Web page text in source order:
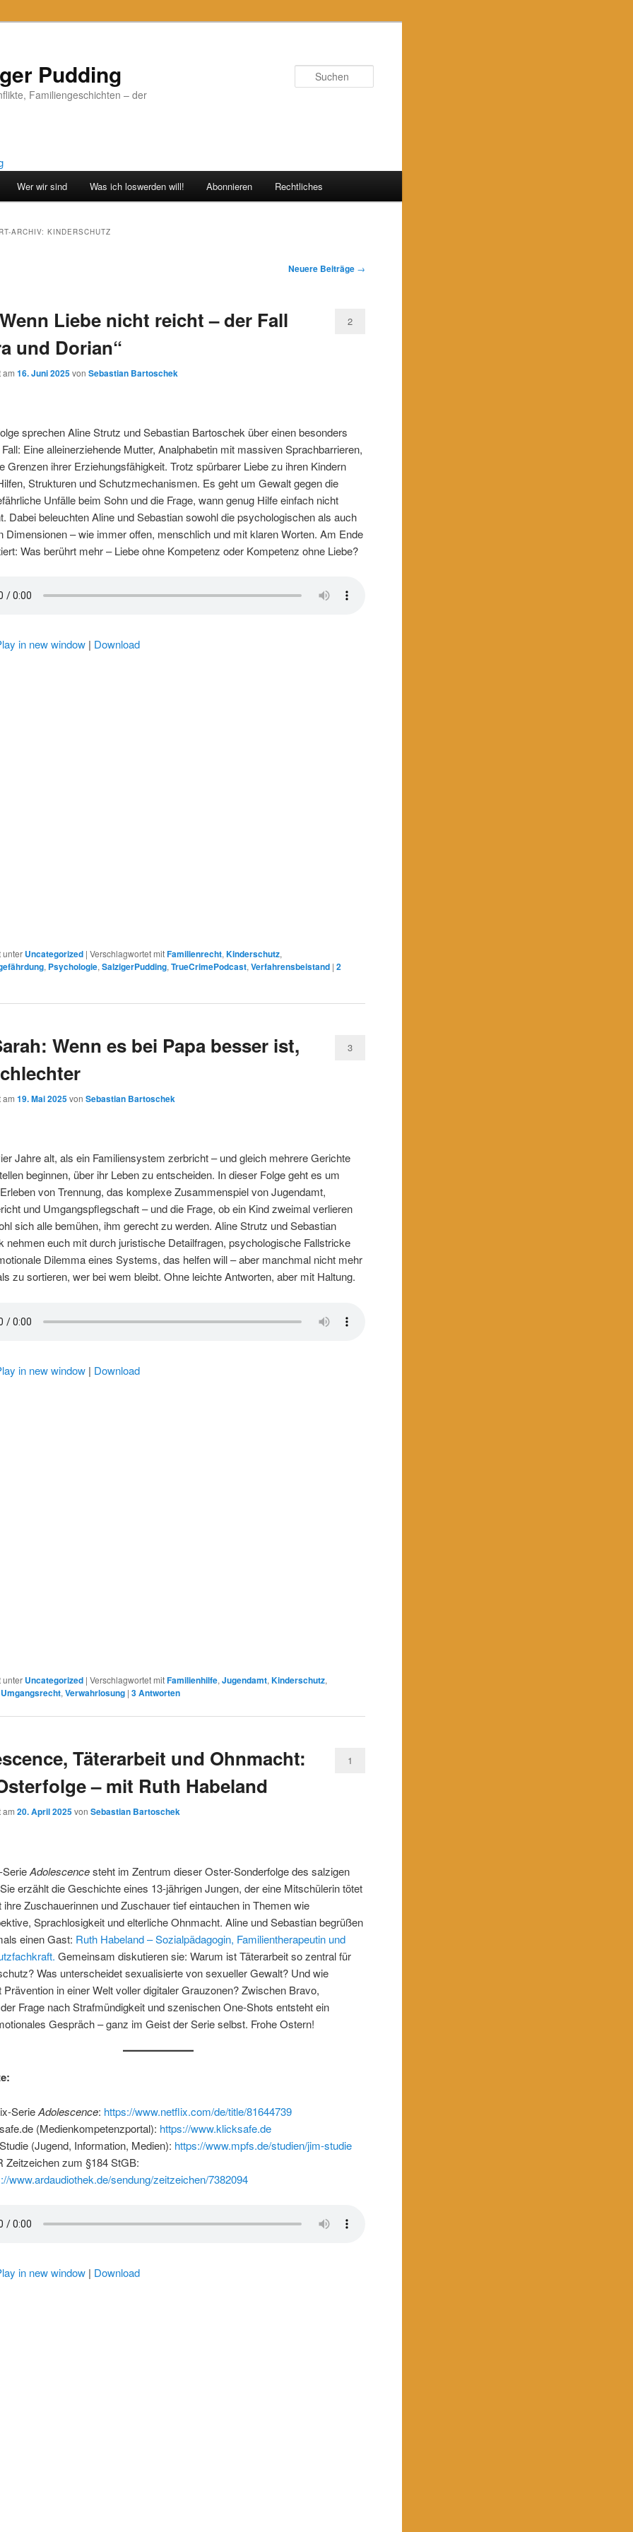
Pudding
Familiengeschichten – der
Wer wir sind Was ich loswerden will! Abonnieren Rechtliches
ARCHIV:KINDERSCHUTZ
Neuere Beiträge →
Liebe nicht reicht – der Fall
und Dorian“
am16. Juni 2025 vonSebastian Bartoschek
2
sprechen Aline Strutz und Sebastian Bartoschek über einen besonders
Eine alleinerziehende Mutter, Analphabetin mit massiven Sprachbarrieren,
Grenzen ihrer Erziehungsfähigkeit. Trotz spürbarer Liebe zu ihren Kindern
Strukturen und Schutzmechanismen. Es geht um Gewalt gegen die
Unfälle beim Sohn und die Frage, wann genug Hilfe einfach nicht
Dabei beleuchten Aline und Sebastian sowohl die psychologischen als auch
Dimensionen – wie immer offen, menschlich und mit klaren Worten. Am Ende
Was berührt mehr – Liebe ohne Kompetenz oder Kompetenz ohne Liebe?
in new window | Download
unter Uncategorized |Verschlagwortet mit Familienrecht,Kinderschutz,
, Psychologie,SalzigerPudding,TrueCrimePodcast,Verfahrensbeistand |2
Wenn es bei Papa besser ist,
am19. Mai 2025 vonSebastian Bartoschek
3
Jahre alt, als ein Familiensystem zerbricht – und gleich mehrere Gerichte
beginnen, über ihr Leben zu entscheiden. In dieser Folge geht es um
von Trennung, das komplexe Zusammenspiel von Jugendamt,
und Umgangspflegschaft – und die Frage, ob ein Kind zweimal verlieren
sich alle bemühen, ihm gerecht zu werden. Aline Strutz und Sebastian
nehmen euch mit durch juristische Detailfragen, psychologische Fallstricke
Dilemma eines Systems, das helfen will – aber manchmal nicht mehr
zu sortieren, wer bei wem bleibt. Ohne leichte Antworten, aber mit Haltung.
in new window | Download
unter Uncategorized |Verschlagwortet mit Familienhilfe,Jugendamt,Kinderschutz,
Umgangsrecht,Verwahrlosung |3Antworten
Täterarbeit und Ohnmacht:
– mit Ruth Habeland
am20. April 2025 vonSebastian Bartoschek
1
SerieAdolescencesteht im Zentrum dieser Oster-Sonderfolge des salzigen
erzählt die Geschichte eines 13-jährigen Jungen, der eine Mitschülerin tötet
ihre Zuschauerinnen und Zuschauer tief eintauchen in Themen wie
Sprachlosigkeit und elterliche Ohnmacht. Aline und Sebastian begrüßen
einen Gast: Ruth Habeland – Sozialpädagogin, Familientherapeutin und
Gemeinsam diskutieren sie: Warum ist Täterarbeit so zentral für
Was unterscheidet sexualisierte von sexueller Gewalt? Und wie
Prävention in einer Welt voller digitaler Grauzonen? Zwischen Bravo,
Frage nach Strafmündigkeit und szenischen One-Shots entsteht ein
Gespräch – ganz im Geist der Serie selbst. Frohe Ostern!
SerieAdolescence: https://www.netflix.com/de/title/81644739
(Medienkompetenzportal): https://www.klicksafe.de
(Jugend, Information, Medien): https://www.mpfs.de/studien/jim-studie
Zeitzeichen zum §184 StGB:
www.ardaudiothek.de/sendung/zeitzeichen/7382094
in new window | Download